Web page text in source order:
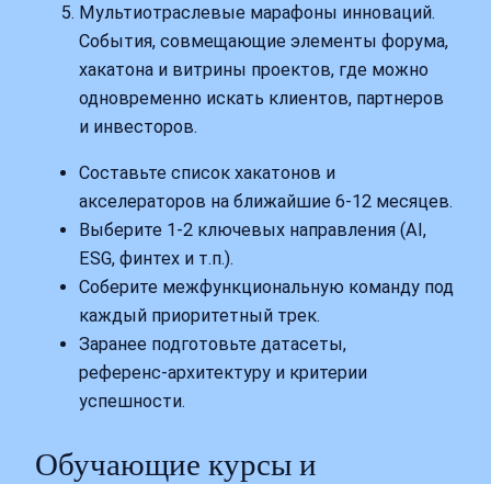
Мультиотраслевые марафоны инноваций.
События, совмещающие элементы форума,
хакатона и витрины проектов, где можно
одновременно искать клиентов, партнеров
и инвесторов.
Составьте список хакатонов и
акселераторов на ближайшие 6-12 месяцев.
Выберите 1-2 ключевых направления (AI,
ESG, финтех и т.п.).
Соберите межфункциональную команду под
каждый приоритетный трек.
Заранее подготовьте датасеты,
референс‑архитектуру и критерии
успешности.
Обучающие курсы и